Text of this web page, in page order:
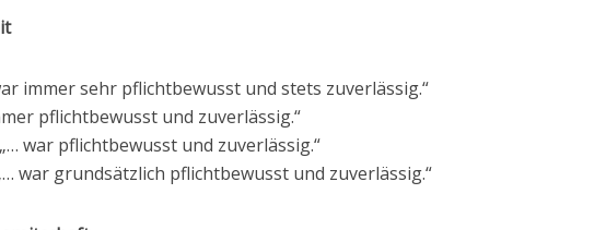
immer sehr pflichtbewusst und stets zuverlässig.“
pflichtbewusst und zuverlässig.“
war pflichtbewusst und zuverlässig.“
war grundsätzlich pflichtbewusst und zuverlässig.“